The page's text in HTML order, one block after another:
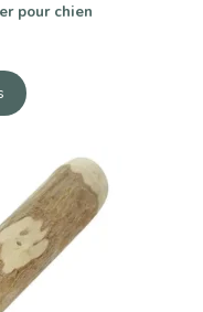
pour chien